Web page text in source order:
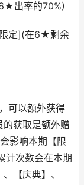
出率的70%)
定](在6★剩余
可以额外获得
获取是额外赠
影响本期【限
计次数会在本期
【庆典】、